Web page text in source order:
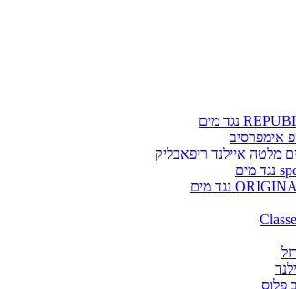
אימפרסיב
מלטה איילנד ריפאבליק